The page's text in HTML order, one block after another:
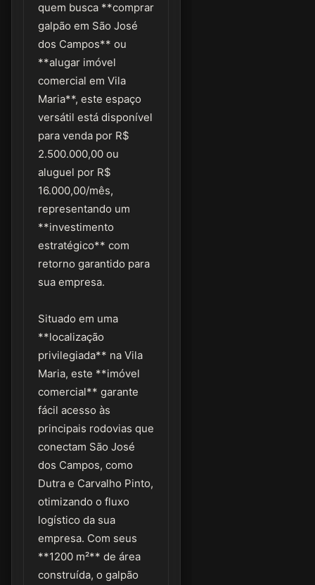
quem busca **comprar
galpão em São José
dos Campos** ou
**alugar imóvel
comercial em Vila
Maria**, este espaço
versátil está disponível
para venda por R$
2.500.000,00 ou
aluguel por R$
16.000,00/mês,
representando um
**investimento
estratégico** com
retorno garantido para
sua empresa.
Situado em uma
**localização
privilegiada** na Vila
Maria, este **imóvel
comercial** garante
fácil acesso às
principais rodovias que
conectam São José
dos Campos, como
Dutra e Carvalho Pinto,
otimizando o fluxo
logístico da sua
empresa. Com seus
**1200 m²** de área
construída, o galpão